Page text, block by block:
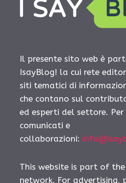
Il presente sito web è
IsayBlog! la cui rete
siti tematici di
che contano sul
ed esperti del settore.
comunicati e
collaborazioni:
This website is part of
network. For advertising,